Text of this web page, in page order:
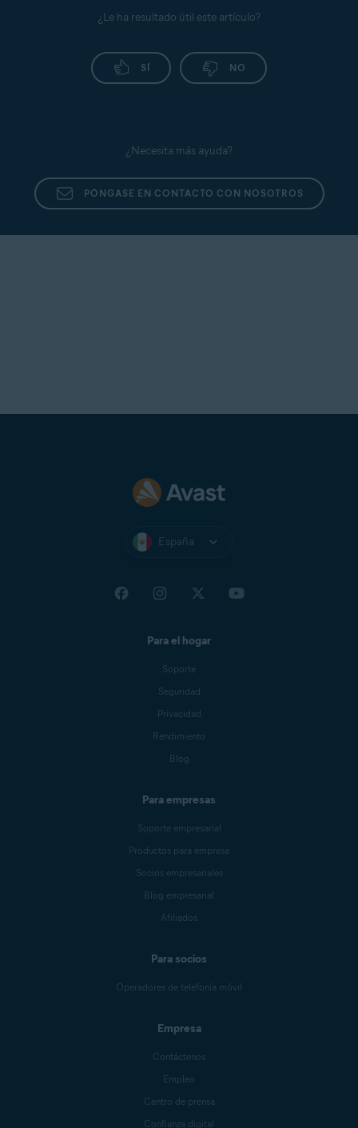
¿Le ha resultado útil este artículo?
SÍ NO
¿Necesita más ayuda?
PÓNGASE EN CONTACTO CON NOSOTROS
España
Para el hogar
Soporte
Seguridad
Privacidad
Rendimiento
Blog
Para empresas
Soporte empresarial
Productos para empresa
Socios empresariales
Blog empresarial
Afiliados
Para socios
Operadores de telefonía móvil
Empresa
Contáctenos
Empleo
Centro de prensa
Confianza digital